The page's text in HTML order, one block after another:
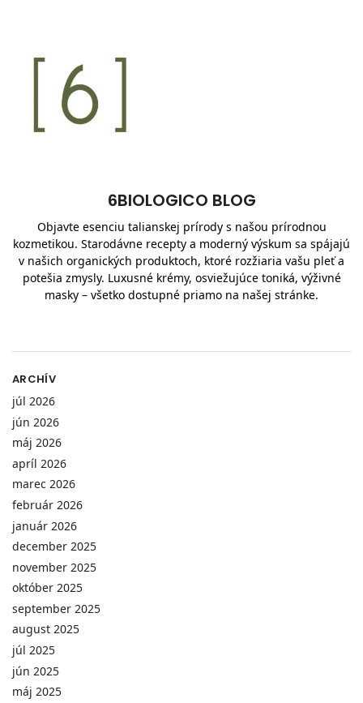
6BIOLOGICO BLOG
Objavte esenciu talianskej prírody s našou prírodnou
kozmetikou. Starodávne recepty a moderný výskum sa spájajú
v našich organických produktoch, ktoré rozžiaria vašu pleť a
potešia zmysly. Luxusné krémy, osviežujúce toniká, výživné
masky – všetko dostupné priamo na našej stránke.
ARCHÍV
júl 2026
jún 2026
máj 2026
apríl 2026
marec 2026
február 2026
január 2026
december 2025
november 2025
október 2025
september 2025
august 2025
júl 2025
jún 2025
máj 2025